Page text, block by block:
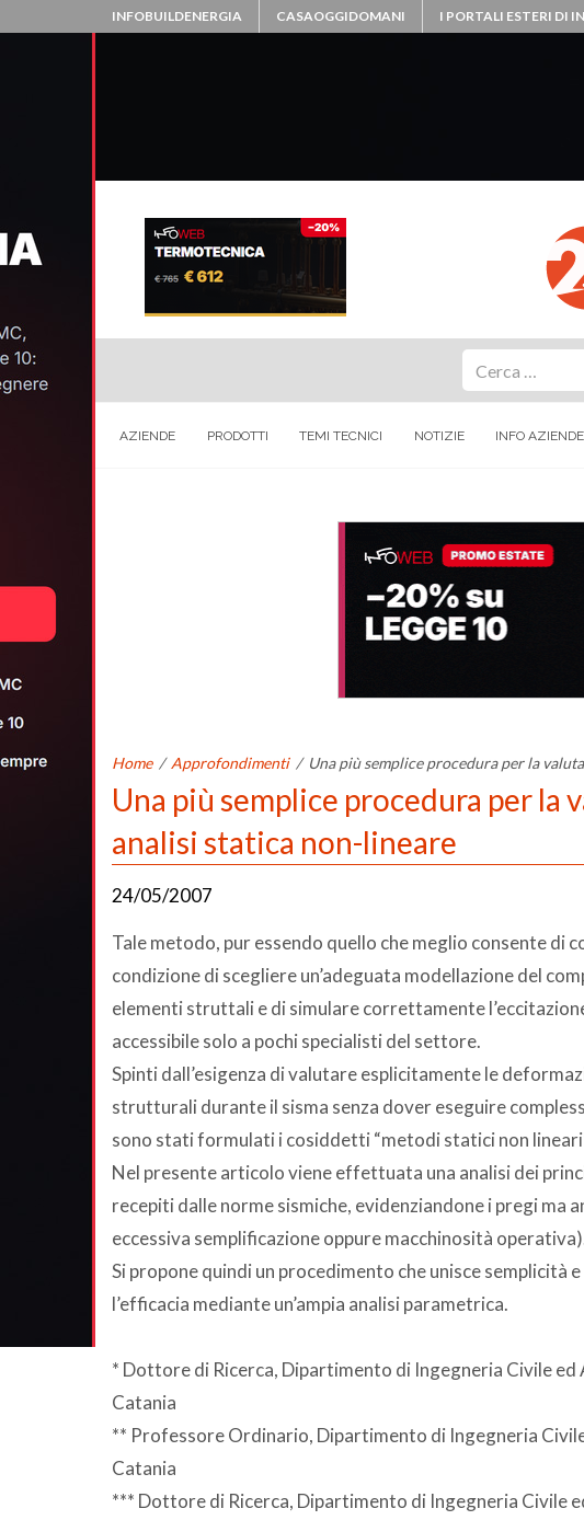
INFOBUILDENERGIA CASAOGGIDOMANI I PORTALI ESTERI DI
AZIENDE PRODOTTI TEMI TECNICI NOTIZIE INFO AZIENDE
Home / Approfondimenti / Una più semplice procedura per la
Una più semplice procedura per
analisi statica non-lineare
24/05/2007
Tale metodo, pur essendo quello che meglio consente di
condizione di scegliere un’adeguata modellazione del
elementi struttali e di simulare correttamente
accessibile solo a pochi specialisti del settore.
Spinti dall’esigenza di valutare esplicitamente le
strutturali durante il sisma senza dover eseguire
sono stati formulati i cosiddetti “metodi statici non
Nel presente articolo viene effettuata una analisi dei
recepiti dalle norme sismiche, evidenziandone i pregi ma
eccessiva semplificazione oppure macchinosità
Si propone quindi un procedimento che unisce semplicità
l’efficacia mediante un’ampia analisi parametrica.
* Dottore di Ricerca, Dipartimento di Ingegneria Civile
Catania
** Professore Ordinario, Dipartimento di Ingegneria
Catania
*** Dottore di Ricerca, Dipartimento di Ingegneria Civile